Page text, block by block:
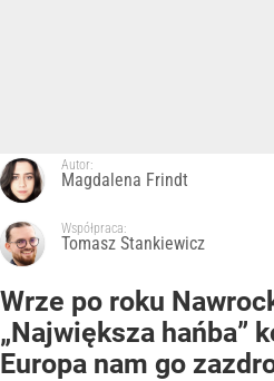
Autor:
Magdalena Frindt
Współpraca:
Tomasz Stankiewicz
Wrze po roku
„Największa hańba”
Europa nam go